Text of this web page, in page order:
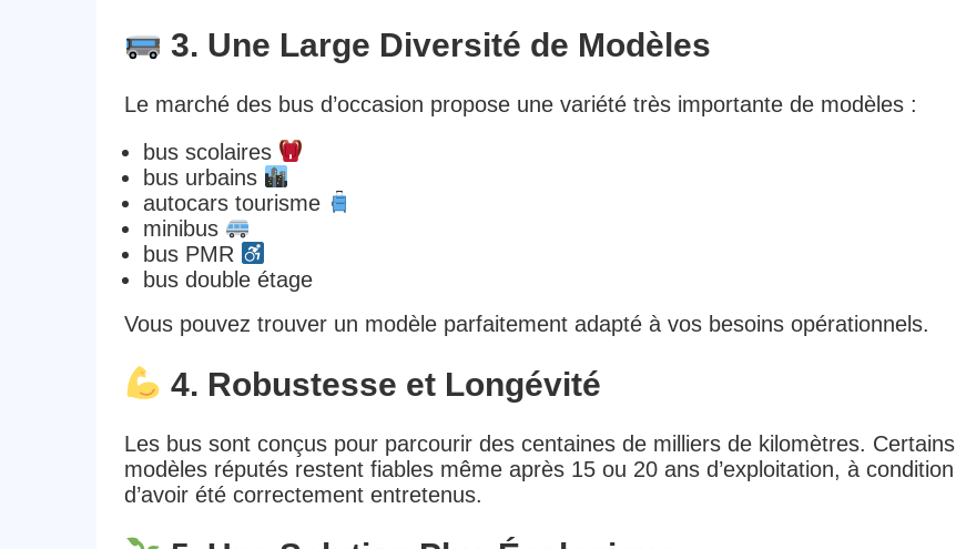
3. Une Large Diversité de Modèles
Le marché des bus d’occasion propose une variété très importante de modèles :
bus scolaires
bus urbains
autocars tourisme
minibus
bus PMR
bus double étage
Vous pouvez trouver un modèle parfaitement adapté à vos besoins opérationnels.
4. Robustesse et Longévité
Les bus sont conçus pour parcourir des centaines de milliers de kilomètres. Certains
modèles réputés restent fiables même après 15 ou 20 ans d’exploitation, à condition
d’avoir été correctement entretenus.